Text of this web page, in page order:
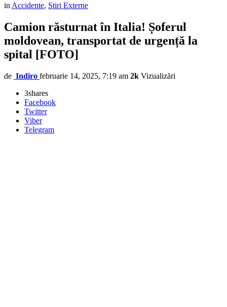
in Accidente, Stiri Externe
Camion răsturnat în Italia! Șoferul
moldovean, transportat de urgență la
spital [FOTO]
de Indiro februarie 14, 2025, 7:19 am 2k Vizualizări
3shares
Facebook
Twitter
Viber
Telegram